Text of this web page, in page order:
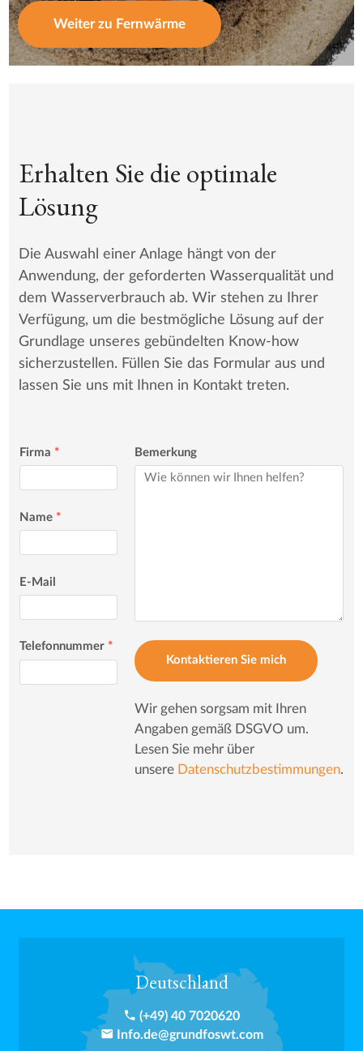
Weiter zu Fernwärme
Erhalten Sie die optimale
Lösung
Die Auswahl einer Anlage hängt von der
Anwendung, der geforderten Wasserqualität und
dem Wasserverbrauch ab. Wir stehen zu Ihrer
Verfügung, um die bestmögliche Lösung auf der
Grundlage unseres gebündelten Know-how
sicherzustellen. Füllen Sie das Formular aus und
lassen Sie uns mit Ihnen in Kontakt treten.
Firma *
Name *
E-Mail
Telefonnummer *
Bemerkung
Kontaktieren Sie mich
Wir gehen sorgsam mit Ihren
Angaben gemäß DSGVO um.
Lesen Sie mehr über
unsere Datenschutzbestimmungen.
Deutschland
phone (+49) 40 7020620
email
Info.de@grundfoswt.com